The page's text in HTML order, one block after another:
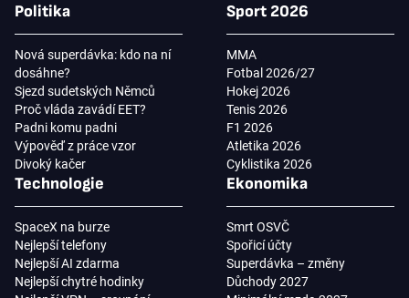
Politika
Nová superdávka: kdo na ní
dosáhne?
Sjezd sudetských Němců
Proč vláda zavádí EET?
Padni komu padni
Výpověď z práce vzor
Divoký kačer
Sport 2026
MMA
Fotbal 2026/27
Hokej 2026
Tenis 2026
F1 2026
Atletika 2026
Cyklistika 2026
Technologie
SpaceX na burze
Nejlepší telefony
Nejlepší AI zdarma
Nejlepší chytré hodinky
Ekonomika
Smrt OSVČ
Spořicí účty
Superdávka – změny
Důchody 2027